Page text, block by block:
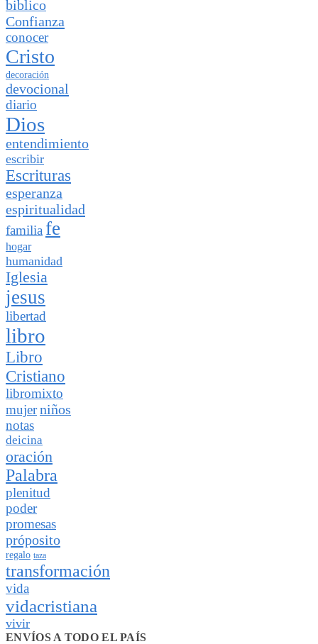
biblico
Confianza
conocer
Cristo
decoración
devocional
diario
Dios
entendimiento
escribir
Escrituras
esperanza
espiritualidad
familia fe
hogar
humanidad
Iglesia
jesus
libertad
libro
Libro
Cristiano
libromixto
mujerniños
notas
deicina
oración
Palabra
plenitud
poder
promesas
próposito
regalo taza
transformación
vida
vidacristiana
vivir
ENVÍOS A TODO EL PAÍS